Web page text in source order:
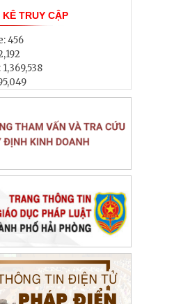
KÊ TRUY CẬP
456
1,369,538